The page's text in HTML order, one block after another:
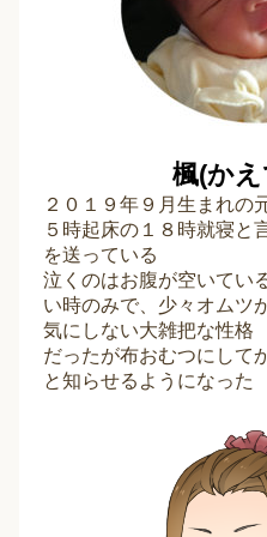
楓(か
２０１９年９月生まれの
５時起床の１８時就寝と
を送っている
泣くのはお腹が空いてい
い時のみで、少々オムツ
気にしない大雑把な性格
だったが布おむつにして
と知らせるようになった